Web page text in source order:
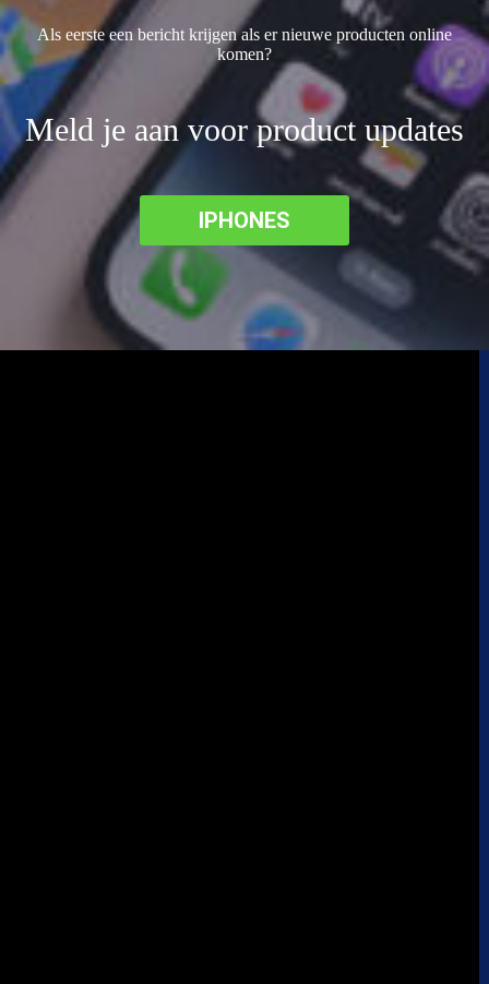
Als eerste een bericht krijgen als er nieuwe producten online
komen?
Meld je aan voor product updates
IPHONES